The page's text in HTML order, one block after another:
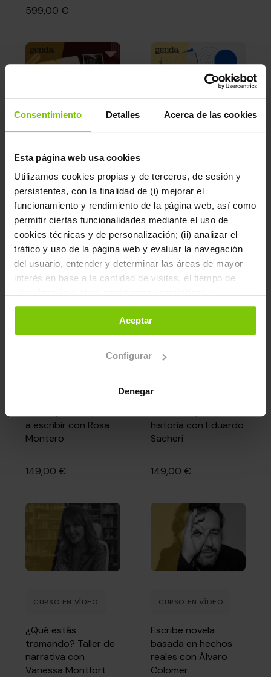
Consentimiento Detalles Acerca de las cookies
Esta página web usa cookies
Utilizamos cookies propias y de terceros, de sesión y
persistentes, con la finalidad de (i) mejorar el
funcionamiento y rendimiento de la página web, así como
permitir ciertas funcionalidades mediante el uso de
cookies técnicas y de personalización; (ii) analizar el
tráfico y uso de la página web y evaluar la navegación
del usuario, entender y determinar las áreas de mayor
interés en base a la cantidad de visitas, el tiempo de
agregados y; (iii) gestionar los espacios publicitarios de
nuestra página web y la publicidad propia a mostrar en
otras páginas web, según aquellos aspectos que
consideramos de tu interés de acuerdo con tu
Al hacer clic en "Aceptar", aceptas el almacenamiento de
o rechazarlas pulsando el botón "Configurar".
cookies dirígete a nuestra
Política de Cookies
Aceptar
Configurar
Denegar
599,00 €
hechos reales
INICIO 12-10-2026
450,00 €
escritura de cuento
y relato
INICIO 16-11-2026
399,00 €
a escribir con Rosa
Montero
149,00 €
De la novela al guion:
historia con Eduardo
Sacheri
149,00 €
CURSO EN VÍDEO
¿Qué estás
tramando? Taller de
narrativa con
Vanessa Montfort
CURSO EN VÍDEO
Escribe novela
basada en hechos
reales con Álvaro
Colomer